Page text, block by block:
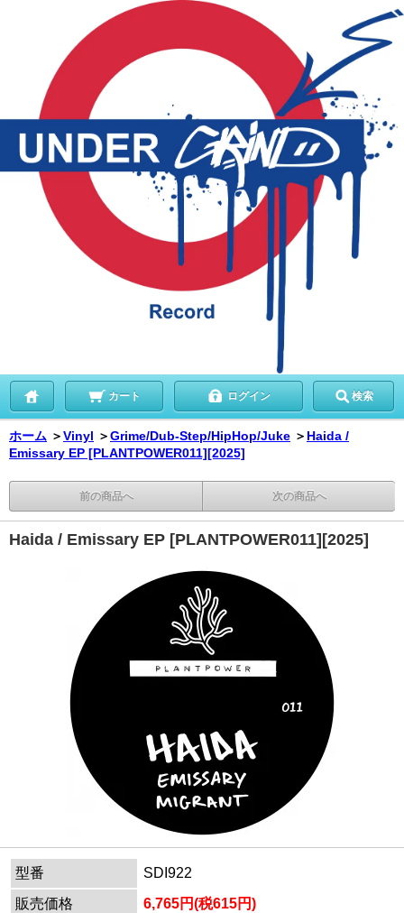
カート ログイン 検索
ホーム ＞Vinyl ＞Grime/Dub-Step/HipHop/Juke ＞ Haida /
Emissary EP [PLANTPOWER011][2025]
前の商品へ 次の商品へ
Haida / Emissary EP [PLANTPOWER011][2025]
型番
SDI922
販売価格
6,765円(税615円)